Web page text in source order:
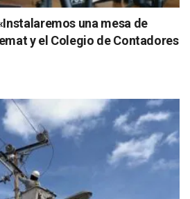
una mesa de
y el Colegio de Contadores